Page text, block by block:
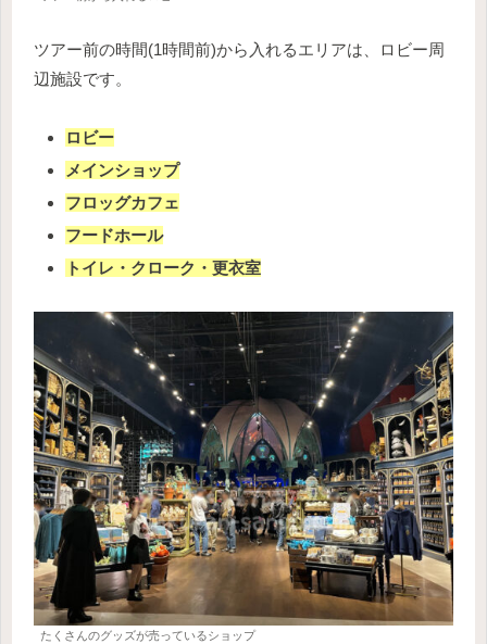
ツアー前の時間(1時間前)から入れるエリアは、ロビー周
辺施設です。
ロビー
メインショップ
フロッグカフェ
フードホール
トイレ・クローク・更衣室
たくさんのグッズが売っているショップ